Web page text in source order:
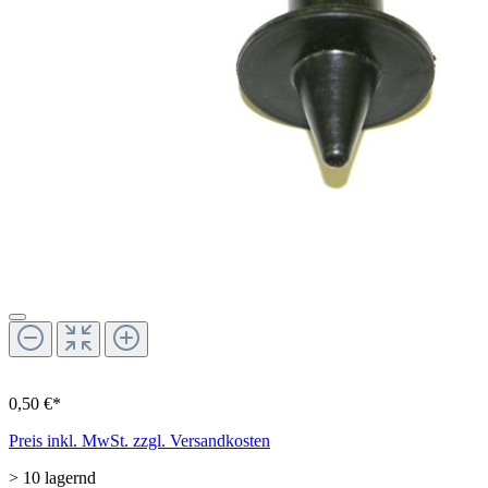
0,50 €*
Preis inkl. MwSt. zzgl. Versandkosten
> 10 lagernd